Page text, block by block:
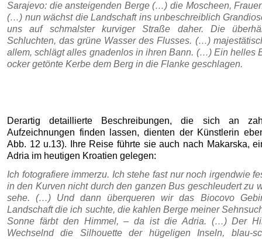
Sarajevo: die ansteigenden Berge (…) die Moscheen,
(…) nun wächst die Landschaft ins unbeschreiblich
uns auf schmalster kurviger Straße daher. Die
Schluchten, das grüne Wasser des Flusses. (…)
allem, schlägt alles gnadenlos in ihren Bann. (…) Ein helles
ocker getönte Kerbe dem Berg in die Flanke geschlagen.
Derartig detaillierte Beschreibungen, die sich an
Aufzeichnungen finden lassen, dienten der Künstlerin
Abb. 12 u.13). Ihre Reise führte sie auch nach Makarska,
Adria im heutigen Kroatien gelegen:
Ich fotografiere immerzu. Ich stehe fast nur noch irgendwie
in den Kurven nicht durch den ganzen Bus geschleudert zu
sehe. (…) Und dann überqueren wir das Biocovo
Landschaft die ich suchte, die kahlen Berge meiner
Sonne färbt den Himmel, – da ist die Adria. (…) Der
Wechselnd die Silhouette der hügeligen Inseln, blau-